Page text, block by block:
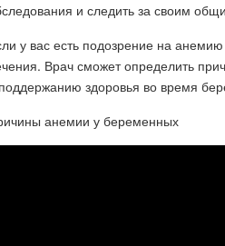
и следить за своим
у вас есть подозрение на
Врач сможет определить
здоровья во время
анемии у беременных